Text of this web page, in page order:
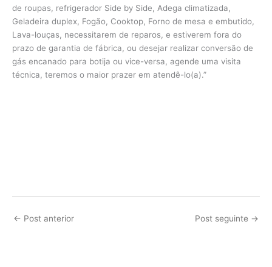
de roupas, refrigerador Side by Side, Adega climatizada,
Geladeira duplex, Fogão, Cooktop, Forno de mesa e embutido,
Lava-louças, necessitarem de reparos, e estiverem fora do
prazo de garantia de fábrica, ou desejar realizar conversão de
gás encanado para botija ou vice-versa, agende uma visita
técnica, teremos o maior prazer em atendê-lo(a).”
← Post anterior Post seguinte →